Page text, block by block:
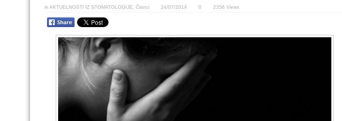
in AKTUELNOSTI IZ STOMATOLOGIJE Članci 24/07/2014 0 2356 Views